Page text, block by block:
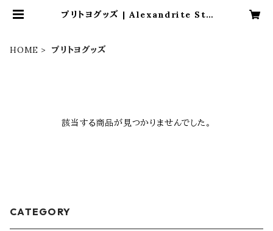
プリトヨグッズ | Alexandrite Sta
HOME プリトヨグッズ
該当する商品が見つかりませんでした。
CATEGORY